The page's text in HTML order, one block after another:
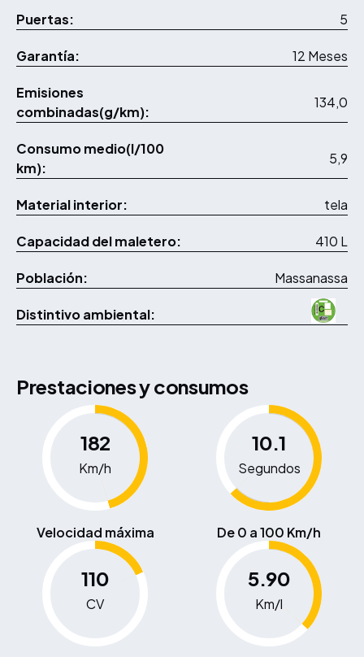
Puertas: 5
Garantía: 12 Meses
Emisiones
combinadas(g/km):
134,0
Consumo medio(l/100
km):
5,9
Material interior: tela
Capacidad del maletero: 410 L
Población: Massanassa
Distintivo ambiental:
Prestaciones y consumos
182
Km/h
Velocidad máxima
10.1
Segundos
De 0 a 100 Km/h
110
CV
5.90
Km/l